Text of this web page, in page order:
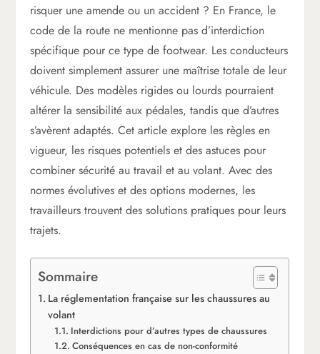
risquer une amende ou un accident ? En France, le
code de la route ne mentionne pas d’interdiction
spécifique pour ce type de footwear. Les conducteurs
doivent simplement assurer une maîtrise totale de leur
véhicule. Des modèles rigides ou lourds pourraient
altérer la sensibilité aux pédales, tandis que d’autres
s’avèrent adaptés. Cet article explore les règles en
vigueur, les risques potentiels et des astuces pour
combiner sécurité au travail et au volant. Avec des
normes évolutives et des options modernes, les
travailleurs trouvent des solutions pratiques pour leurs
trajets.
Sommaire
La réglementation française sur les chaussures au
volant
Interdictions pour d’autres types de chaussures
Conséquences en cas de non-conformité